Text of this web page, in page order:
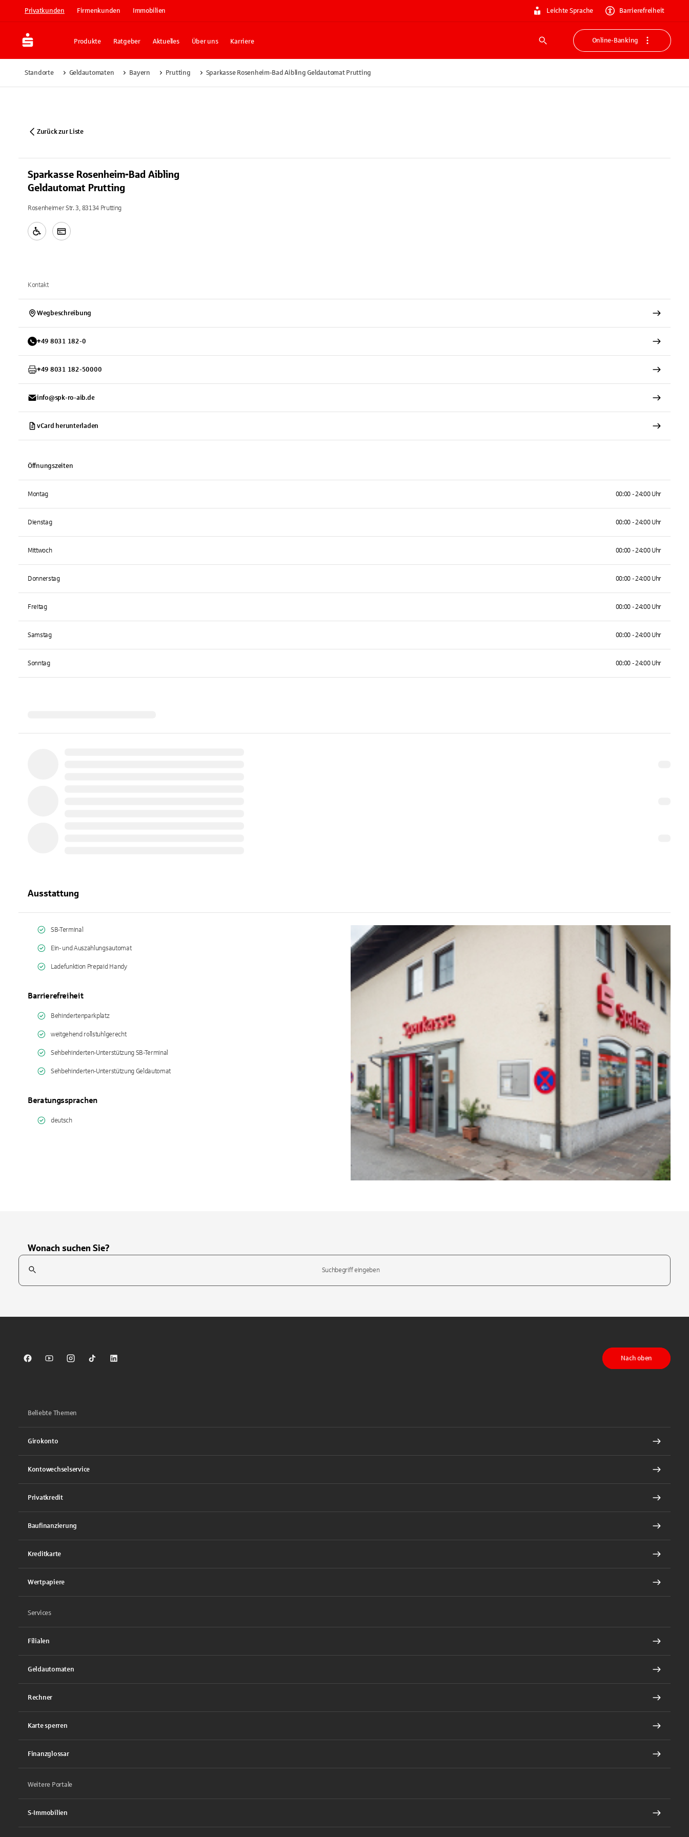
Privatkunden Firmenkunden Immobilien Leichte Sprache Barrierefreiheit
Produkte Ratgeber Aktuelles Über uns Karriere
Suche
Online-Banking
Standorte Geldautomaten Bayern Prutting Sparkasse Rosenheim-Bad Aibling Geldautomat Prutting
Zurück zur Liste
Sparkasse Rosenheim-Bad Aibling
Geldautomat Prutting
Rosenheimer Str. 3, 83134 Prutting
Kontakt
Wegbeschreibung
+49 8031 182-0
+49 8031 182-50000
info@spk-ro-aib.de
vCard herunterladen
Öffnungszeiten
Montag 00:00 - 24:00 Uhr
Dienstag 00:00 - 24:00 Uhr
Mittwoch 00:00 - 24:00 Uhr
Donnerstag 00:00 - 24:00 Uhr
Freitag 00:00 - 24:00 Uhr
Samstag 00:00 - 24:00 Uhr
Sonntag 00:00 - 24:00 Uhr
Ausstattung
SB-Terminal
Ein- und Auszahlungsautomat
Ladefunktion Prepaid Handy
Barrierefreiheit
Behindertenparkplatz
weitgehend rollstuhlgerecht
Sehbehinderten-Unterstützung SB-Terminal
Sehbehinderten-Unterstützung Geldautomat
Beratungssprachen
deutsch
Wonach suchen Sie?
Suchfeld
Sparkasse auf Facebook
Sparkasse auf Youtube
Sparkasse auf Instagram
Sparkasse auf TikTok
Sparkasse auf LinkedIn
Nach oben
Beliebte Themen
Girokonto
Kontowechselservice
Privatkredit
Baufinanzierung
Kreditkarte
Wertpapiere
Services
Filialen
Geldautomaten
Rechner
Karte sperren
Finanzglossar
Weitere Portale
S-Immobilien